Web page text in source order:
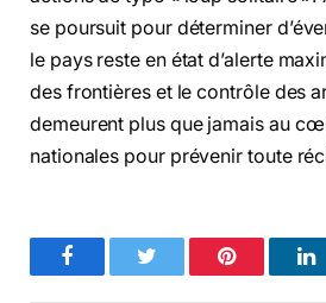
se poursuit pour déterminer
le pays reste en état d’alerte
des frontières et le contrôle des
demeurent plus que jamais au
nationales pour prévenir toute
FacebookTwitter Pinterest